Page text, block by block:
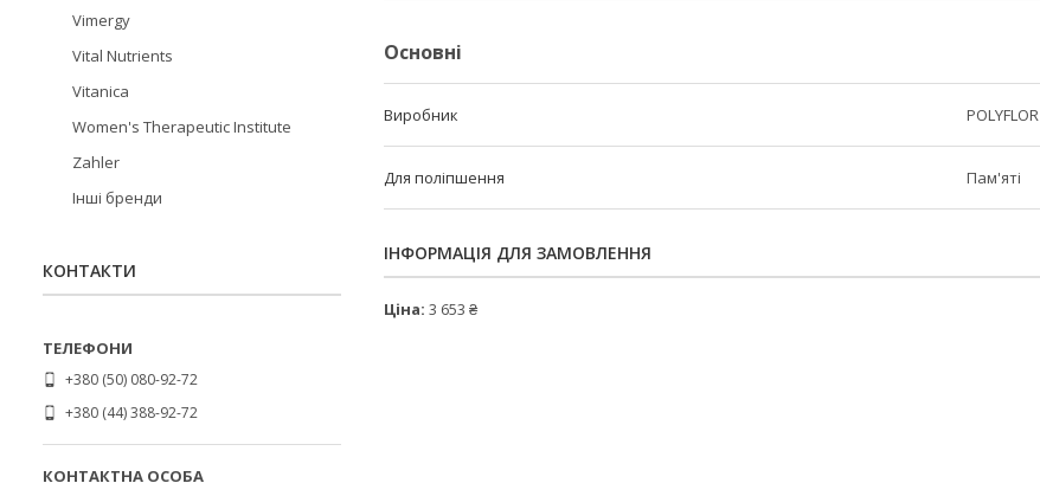
Основні
Виробник POLYFLOR
Для поліпшення Пам'яті
ІНФОРМАЦІЯ ДЛЯ ЗАМОВЛЕННЯ
Ціна: 3 653 ₴
Vimergy
Vital Nutrients
Vitanica
Women's Therapeutic Institute
Zahler
Інші бренди
КОНТАКТИ
+380 (50) 080-92-72
+380 (44) 388-92-72